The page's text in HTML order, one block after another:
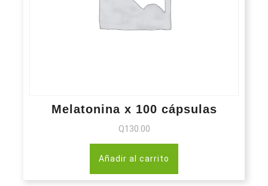
Melatonina x 100 cápsulas
Q130.00
Añadir al carrito